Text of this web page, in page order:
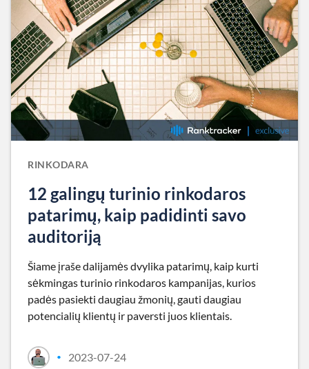
RINKODARA
12 galingų turinio rinkodaros
patarimų, kaip padidinti savo
auditoriją
Šiame įraše dalijamės dvylika patarimų, kaip kurti
sėkmingas turinio rinkodaros kampanijas, kurios
padės pasiekti daugiau žmonių, gauti daugiau
potencialių klientų ir paversti juos klientais.
• 2023-07-24